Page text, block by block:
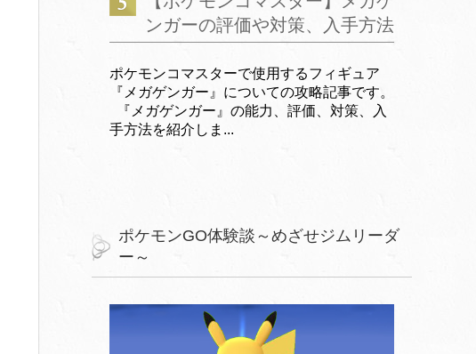
ンガーの評価や対策、入手方法
ポケモンコマスターで使用するフィギュア
『メガゲンガー』についての攻略記事です。
『メガゲンガー』の能力、評価、対策、入
手方法を紹介しま...
ポケモンGO体験談～めざせジムリーダ
ー～